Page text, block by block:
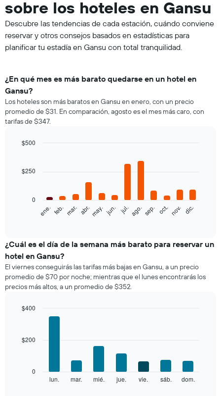
sobre los hoteles en Gansu
Descubre las tendencias de cada estación, cuándo conviene
reservar y otros consejos basados en estadísticas para
planificar tu estadía en Gansu con total tranquilidad.
¿En qué mes es más barato quedarse en un hotel en
Gansu?
Los hoteles son más baratos en Gansu en enero, con un precio
promedio de $31. En comparación, agosto es el mes más caro, con
tarifas de $347.
with
siguiente
el
promedio
de
una
habitación
mes
muestra
ene. feb. mar. abr.may. jun. jul. ago. sep. oct. nov. dic.
0
$250
$500
¿Cuál es el día de la semana más barato para reservar un
hotel en Gansu?
El viernes conseguirás las tarifas más bajas en Gansu, a un precio
promedio de $70 por noche; mientras que el lunes encontrarás los
precios más altos, a un promedio de $352.
lun. mar. mié. jue. vie. sáb. dom.
0
$200
$400